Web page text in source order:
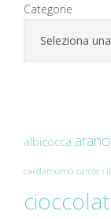
Categorie
albicocca
cardamomo carote